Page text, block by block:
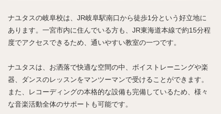
ナユタスの岐阜校は、JR岐阜駅南口から徒歩1分という好立地に
あります。一宮市内に住んでいる方も、JR東海道本線で約15分程
度でアクセスできるため、通いやすい教室の一つです。
ナユタスは、お洒落で快適な空間の中、ボイストレーニングや楽
器、ダンスのレッスンをマンツーマンで受けることができます。
また、レコーディングの本格的な設備も完備しているため、様々
な音楽活動全体のサポートも可能です。